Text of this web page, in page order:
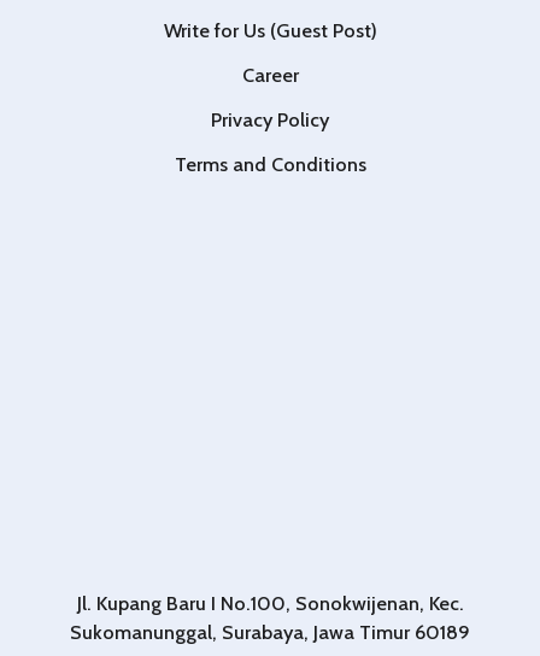
Write for Us (Guest Post)
Career
Privacy Policy
Terms and Conditions
Jl. Kupang Baru I No.100, Sonokwijenan, Kec.
Sukomanunggal, Surabaya, Jawa Timur 60189